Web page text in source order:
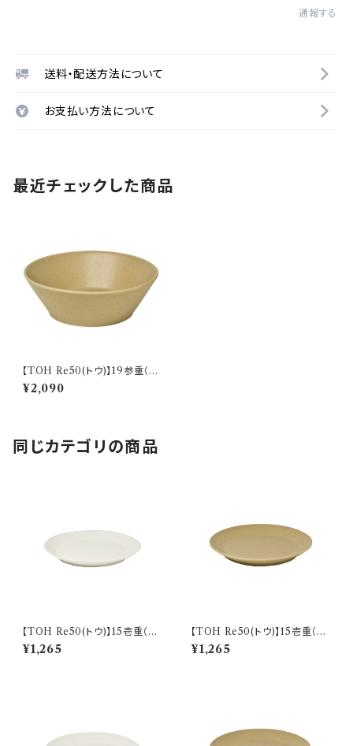
通報する
送料・配送方法について
お支払い方法について
最近チェックした商品
【TOH Re50(トウ)】19参重（コ
ルクベージュ) O-M34102
¥2,090
同じカテゴリの商品
【TOH Re50(トウ)】15壱重（ク
リーム) O-M32401
¥1,265
【TOH Re50(トウ)】15壱重（コ
ルクベージュ) O-M32402
¥1,265